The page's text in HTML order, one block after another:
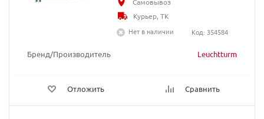
Бренд/Производитель Leuchtturm
Отложить Сравнить
Курьер, ТК
Нет в наличии
Код: 354584